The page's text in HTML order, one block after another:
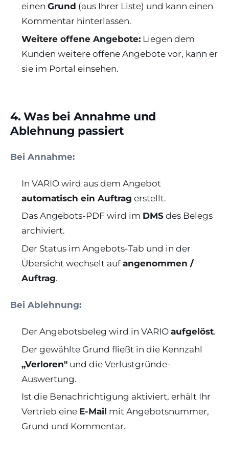
einenGrund (aus Ihrer Liste) und kann einen
Kommentar hinterlassen.
Weitere offene Angebote: Liegen dem
Kunden weitere offene Angebote vor, kann er
sie im Portal einsehen.
4. Was bei Annahme und
Ablehnung passiert
Bei Annahme:
In VARIO wird aus dem Angebot
automatisch ein Auftrag erstellt.
Das Angebots-PDF wird im DMS des Belegs
archiviert.
Der Status im Angebots-Tab und in der
Übersicht wechselt aufangenommen /
Auftrag.
Bei Ablehnung:
Der Angebotsbeleg wird in VARIOaufgelöst.
Der gewählte Grund fließt in die Kennzahl
„Verloren" und die Verlustgründe-
Auswertung.
Ist die Benachrichtigung aktiviert, erhält Ihr
Vertrieb eine E-Mail mit Angebotsnummer,
Grund und Kommentar.